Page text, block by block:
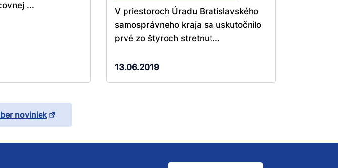
...
V priestoroch Úradu Bratislavského
samosprávneho kraja sa uskutočnilo
prvé zo štyroch stretnut...
13.06.2019
noviniek